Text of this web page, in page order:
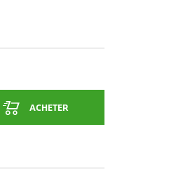
ACHETER